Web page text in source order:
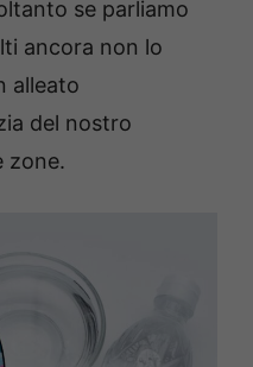
se parliamo
ancora non lo
alleato
del nostro
zone.